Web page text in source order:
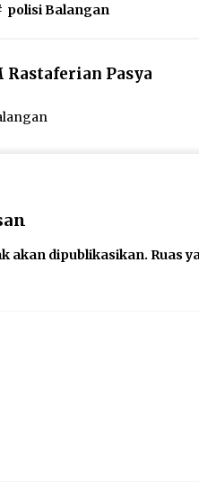
polisi Balangan
Rastaferian Pasya
akan dipublikasikan. Ruas